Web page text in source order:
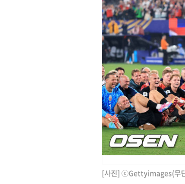
[사진] ⓒGettyimages(무